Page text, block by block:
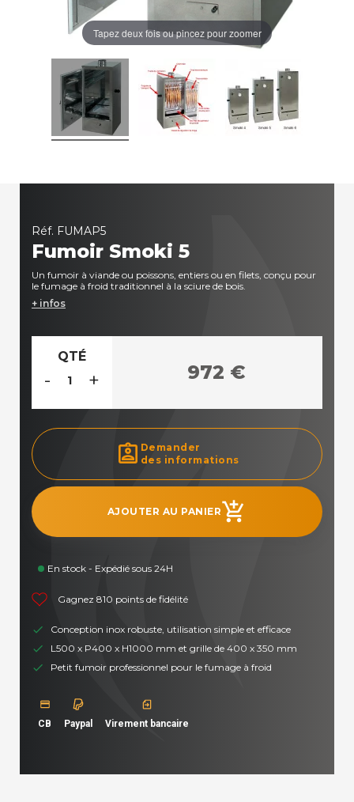
Tapez deux fois ou pincez pour zoomer
Réf. FUMAP5
Fumoir Smoki 5
Un fumoir à viande ou poissons, entiers ou en filets, conçu pour
le fumage à froid traditionnel à la sciure de bois.
+ infos
QTÉ
- + 972 €
assignment_ind Demander
des informations
AJOUTER AU PANIERadd_shopping_cart
En stock - Expédié sous 24H
Gagnez 810 points de fidélité
Conception inox robuste, utilisation simple et efficace
L500 x P400 x H1000 mm et grille de 400 x 350 mm
Petit fumoir professionnel pour le fumage à froid
CB Paypal Virement bancaire